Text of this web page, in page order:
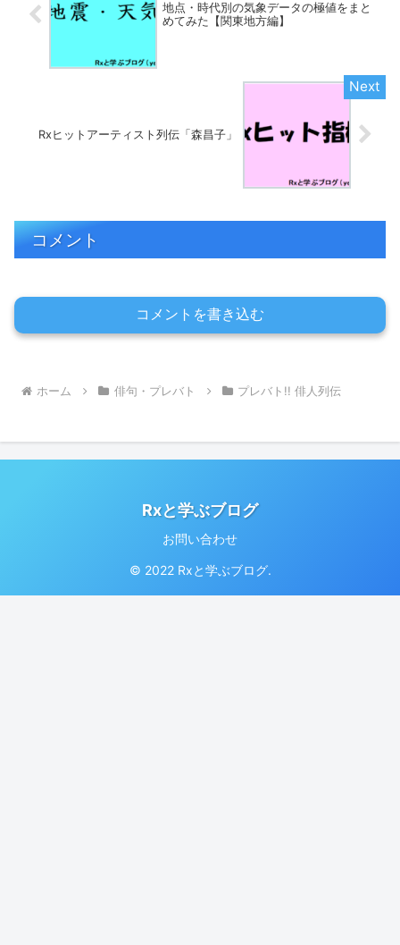
地点・時代別の気象データの極値をまと
めてみた【関東地方編】
Rxヒットアーティスト列伝「森昌子」
コメント
コメントを書き込む
ホーム 俳句・プレバト プレバト!! 俳人列伝
Rxと学ぶブログ
お問い合わせ
© 2022 Rxと学ぶブログ.